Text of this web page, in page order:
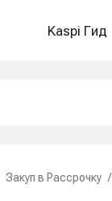
Kaspi Гид
Закуп в Рассрочку /